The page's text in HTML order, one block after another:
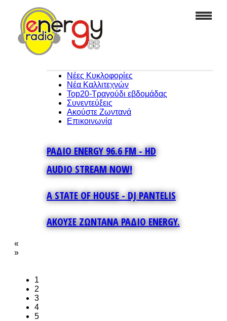
Νέες Κυκλοφορίες
Νέα Καλλιτεχνών
Top20-Τραγούδι εβδομάδας
Συνεντεύξεις
Ακούστε Ζωντανά
Επικοινωνία
ΡΑΔΙΟ ENERGY 96.6 FM - HD
AUDIO STREAM NOW!
A STATE OF HOUSE - DJ PANTELIS
ΑΚΟΥΣΕ ΖΩΝΤΑΝΑ ΡΑΔΙΟ ENERGY.
«
»
1
2
3
4
5